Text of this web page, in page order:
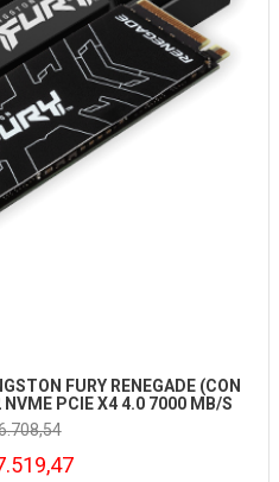
FURY RENEGADE (CON
PCIE X4 4.0 7000 MB/S